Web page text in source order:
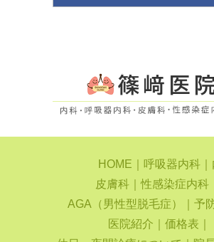
HOME 呼吸器内科
皮膚科 ｜性感染症内科
AGA（男性型脱毛症）
予
医院紹介
価格表